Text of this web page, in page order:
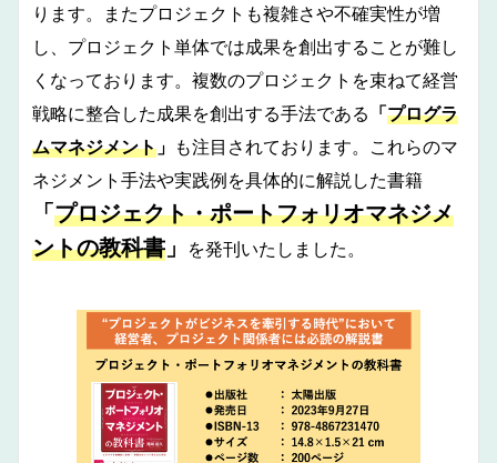
ります。またプロジェクトも複雑さや不確実性が増
し、プロジェクト単体では成果を創出することが難し
くなっております。複数のプロジェクトを束ねて経営
戦略に整合した成果を創出する手法である 「プログラ
ムマネジメント 」 も注目されております。これらのマ
ネジメント手法や実践例を具体的に解説した書籍
「プロジェクト・ポートフォリオマネジメ
ントの教科書 」 を発刊いたしました。